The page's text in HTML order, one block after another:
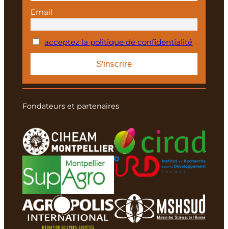
Email
acceptez la politique de confidentialité
Fondateurs et partenaires